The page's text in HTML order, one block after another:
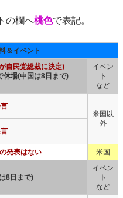
の欄へ桃色で表記。
＆イベント
自民党総裁に決定)
休場(中国は8日まで)
イベン
ト
など
米国以
外
発表はない 米国
8日まで)
イベン
ト
など